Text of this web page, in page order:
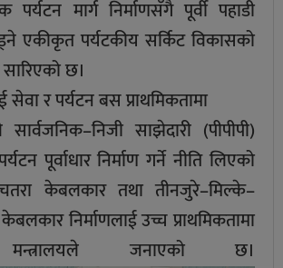
पर्यटन मार्ग निर्माणसँगै पूर्वी पहाडी
एकीकृत पर्यटकीय सर्किट विकासको
छ।
र पर्यटन बस प्राथमिकतामा
साझेदारी (पीपीपी)
पूर्वाधार निर्माण गर्ने नीति लिएको
केबलकार तथा तीनजुरे–मिल्के–
निर्माणलाई उच्च प्राथमिकतामा
मन्त्रालयले जनाएको छ।